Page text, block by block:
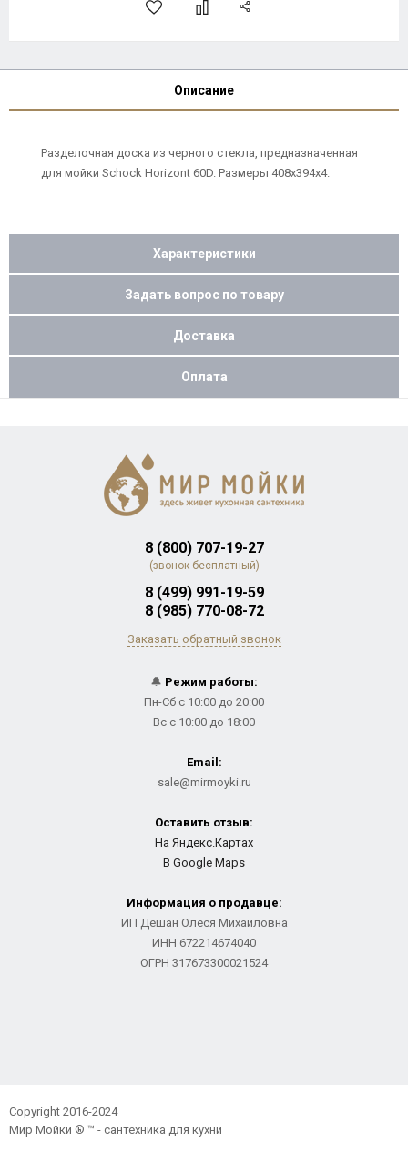
Описание
Разделочная доска из черного стекла, предназначенная
для мойки Schock Horizont 60D. Размеры 408x394x4.
Характеристики
Задать вопрос по товару
Доставка
Оплата
8 (800) 707-19-27
(звонок бесплатный)
8 (499) 991-19-59
8 (985) 770-08-72
Заказать обратный звонок
🔔 Режим работы:
Пн-Сб с 10:00 до 20:00
Вс с 10:00 до 18:00
Email:
sale@mirmoyki.ru
Оставить отзыв:
На Яндекс.Картах
В Google Maps
Информация о продавце:
ИП Дешан Олеся Михайловна
ИНН 672214674040
ОГРН 317673300021524
Copyright 2016-2024
Мир Мойки ® ™ - сантехника для кухни